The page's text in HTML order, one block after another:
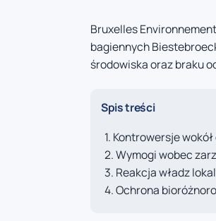
Bruxelles
bagiennych
środowiska oraz braku
Spis treści
Kontrowersje
Wymogi wobec
Reakcja władz
Ochrona